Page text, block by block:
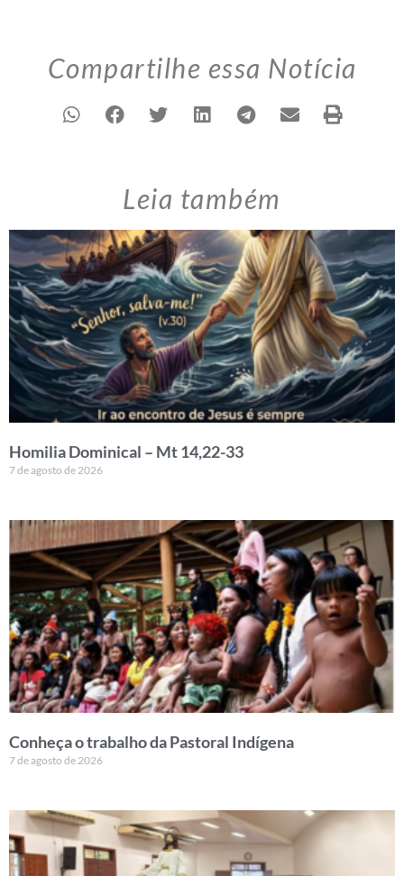
Compartilhe essa Notícia
Leia também
Homilia Dominical – Mt 14,22-33
7 de agosto de 2026
Conheça o trabalho da Pastoral Indígena
7 de agosto de 2026